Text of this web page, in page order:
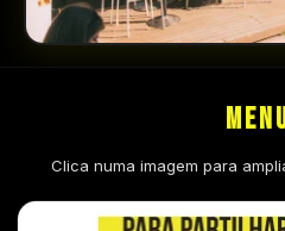
Clica numa imagem para